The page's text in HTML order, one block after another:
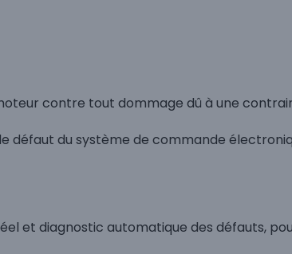
contre tout dommage dû à une
défaut du système de commande
et diagnostic automatique des défauts,